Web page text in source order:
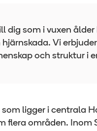
dig som i vuxen ålder
Vi erbjuder
och struktur i
som ligger i centrala
flera områden. Inom